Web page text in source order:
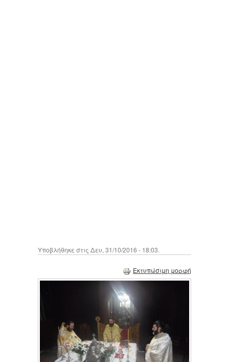
Υποβλήθηκε στις Δευ, 31/10/2016 - 18:03.
Εκτυπώσιμη μορφή